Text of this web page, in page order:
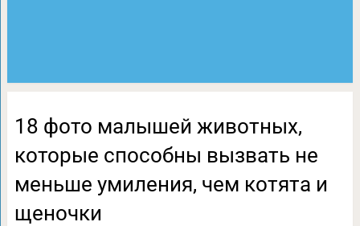
18 фото малышей животных,
которые способны вызвать не
меньше умиления, чем котята и
щеночки